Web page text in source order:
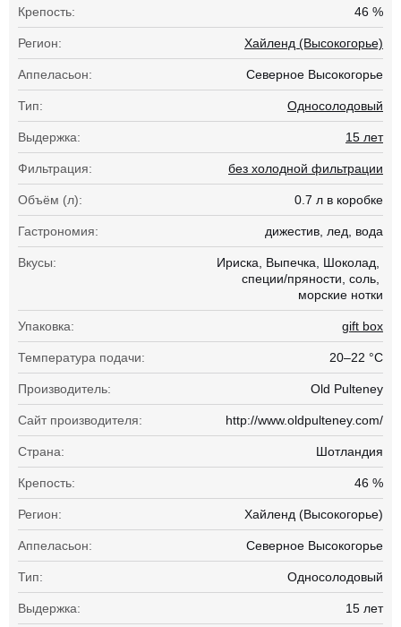
Крепость: 46 %
Регион: Хайленд (Высокогорье)
Аппеласьон: Северное Высокогорье
Тип: Односолодовый
Выдержка: 15 лет
Фильтрация: без холодной фильтрации
Объём (л): 0.7 л в коробке
Гастрономия: дижестив лед вода
Вкусы: Ириска Выпечка
Шоколад
специи/пряности соль
морские нотки
Упаковка: gift box
Температура подачи: 20–22 °С
Производитель: Old Pulteney
Сайт производителя: http://www.oldpulteney.com/
Страна: Шотландия
Крепость: 46 %
Регион: Хайленд (Высокогорье)
Аппеласьон: Северное Высокогорье
Тип: Односолодовый
Выдержка: 15 лет